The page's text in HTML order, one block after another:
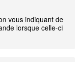
vous indiquant de
lorsque celle-ci